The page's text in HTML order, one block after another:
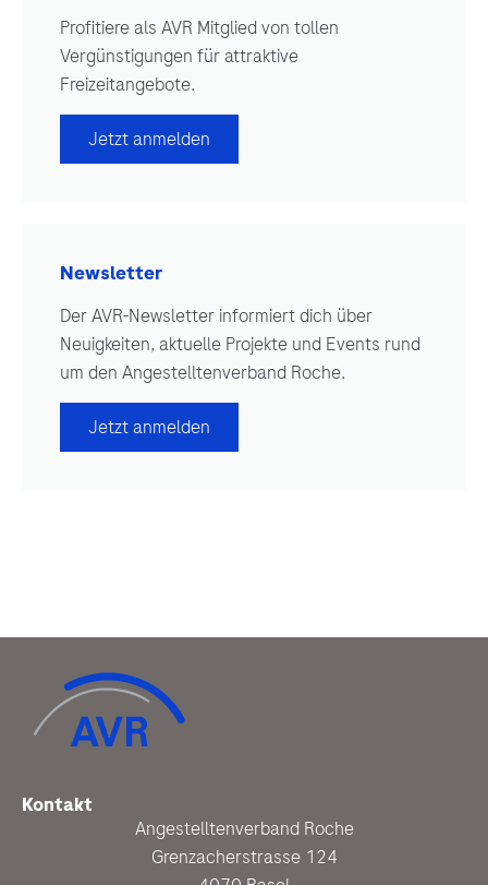
Profitiere als AVR Mitglied von tollen
Vergünstigungen für attraktive
Freizeitangebote.
Jetzt anmelden
Newsletter
Der AVR-Newsletter informiert dich über
Neuigkeiten, aktuelle Projekte und Events rund
um den Angestelltenverband Roche.
Jetzt anmelden
Kontakt
Angestelltenverband Roche
Grenzacherstrasse 124